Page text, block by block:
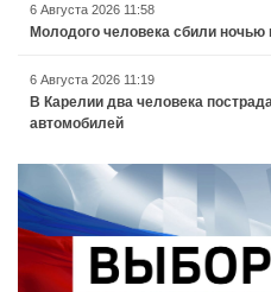
6 Августа 2026 11:58
Молодого человека сбили ночью
6 Августа 2026 11:19
В Карелии два человека
автомобилей